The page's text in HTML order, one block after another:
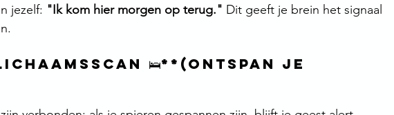
jezelf: "Ik kom hier morgen op terug." Dit geeft je brein het signaal
🛌**(Ontspan je